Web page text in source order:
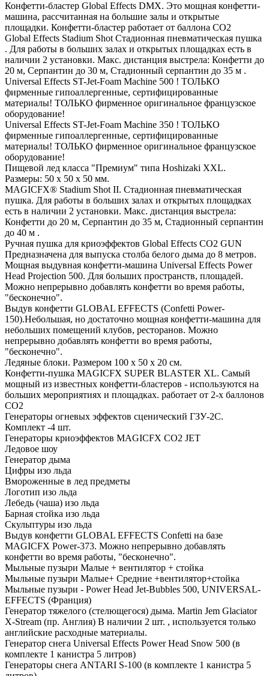
Конфетти-бластер Global Effects DMX. Это мощная конфетти-
машина, рассчитанная на большие залы и открытые
площадки. Конфетти-бластер работает от баллона СО2
Global Effects Stadium Shot Стадионная пневматическая пушка
. Для работы в больших залах и открытых площадках есть в
наличии 2 установки. Макс. дистанция выстрела: Конфетти до
20 м, Серпантин до 30 м, Стадионный серпантин до 35 м .
Universal Effects ST-Jet-Foam Machine 500 ! ТОЛЬКО
фирменные гипоаллергенные, сертифицированные
материалы! ТОЛЬКО фирменное оригинальное французское
оборудование!
Universal Effects ST-Jet-Foam Machine 350 ! ТОЛЬКО
фирменные гипоаллергенные, сертифицированные
материалы! ТОЛЬКО фирменное оригинальное французское
оборудование!
Пищевой лед класса "Премиум" типа Hoshizaki XXL.
Размеры: 50 х 50 х 50 мм.
MAGICFX® Stadium Shot II. Стадионная пневматическая
пушка. Для работы в больших залах и открытых площадках
есть в наличии 2 установки. Макс. дистанция выстрела:
Конфетти до 20 м, Серпантин до 35 м, Стадионный серпантин
до 40 м .
Ручная пушка для криоэффектов Global Effects CO2 GUN
Предназначена для выпуска столба белого дыма до 8 метров.
Мощная выдувная конфетти-машина Universal Effects Power
Head Projection 500. Для больших пространств, площадей.
Можно непрерывно добавлять конфетти во время работы,
"бесконечно".
Выдув конфетти GLOBAL EFFECTS (Confetti Power-
150).Небольшая, но достаточно мощная конфетти-машина для
небольших помещений клубов, ресторанов. Можно
непрерывно добавлять конфетти во время работы,
"бесконечно".
Ледяные блоки. Размером 100 х 50 х 20 см.
Конфетти-пушка MAGICFX SUPER BLASTER XL. Самый
мощный из известных конфетти-бластеров - используются на
больших мероприятиях и площадках. работает от 2-х баллонов
СО2
Генераторы огневых эффектов сценический ГЗУ-2С.
Комплект -4 шт.
Генераторы криоэффектов MAGICFX CO2 JET
Ледовое шоу
Генератор дыма
Цифры изо льда
Вмороженные в лед предметы
Логотип изо льда
Лебедь (чаша) изо льда
Барная стойка изо льда
Скульптуры изо льда
Выдув конфетти GLOBAL EFFECTS Confetti на базе
MAGICFX Power-373. Можно непрерывно добавлять
конфетти во время работы, "бесконечно".
Мыльные пузыри Малые + вентилятор + стойка
Мыльные пузыри Малые+ Средние +вентилятор+стойка
Мыльные пузыри - Power Head Jet-Bubbles 500, UNIVERSAL-
EFFECTS (Франция)
Генератор тяжелого (стелющегося) дыма. Martin Jem Glaciator
X-Stream (пр. Англия) В наличии 2 шт. , используется только
английские расходные материалы.
Генератор снега Universal Effects Power Head Snow 500 (в
комплекте 1 канистра 5 литров)
Генераторы снега ANTARI S-100 (в комплекте 1 канистра 5